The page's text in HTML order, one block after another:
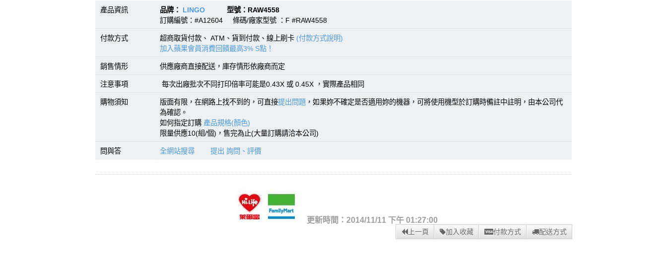
產品資訊 品牌： LINGO 型號：RAW4558
訂購編號：#A12604 條碼/廠家型號 ：F #RAW4558
付款方式 超商取貨付款、 ATM、貨到付款、線上刷卡 (付款方式說明)
加入蘋果會員消費回饋最高3% S點！
銷售情形 供應廠商直接配送，庫存情形依廠商而定
注意事項 每次出廠批次不同打印倍率可能是0.43X 或 0.45X ，實際產品相同
購物須知 版面有限，在網路上找不到的，可直接提出問題 ，如果妳不確定是否適用妳的機器，可將使用機型於訂購時備註中註明，由本公司代
為確認。
如何指定訂購 產品規格(顏色)
限量供應10(組/個)，售完為止(大量訂購請洽本公司)
問與答 全網站搜尋 提出 詢問、評價
更新時間：2014/11/11 下午 01:27:00
上一頁 加入收藏 付款方式 配送方式